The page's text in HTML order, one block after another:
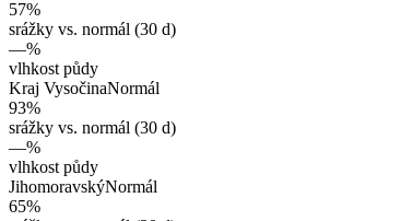
57%
srážky vs. normál (30 d)
—%
vlhkost půdy
Kraj VysočinaNormál
93%
srážky vs. normál (30 d)
—%
vlhkost půdy
JihomoravskýNormál
65%